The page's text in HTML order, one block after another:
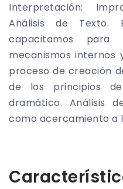
Interpretación:
Análisis de Texto.
capacitamos
mecanismos
proceso de creación
de los principios
dramático. Análisis
como acercamiento a